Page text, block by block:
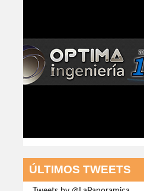
ÚLTIMOS TWEETS